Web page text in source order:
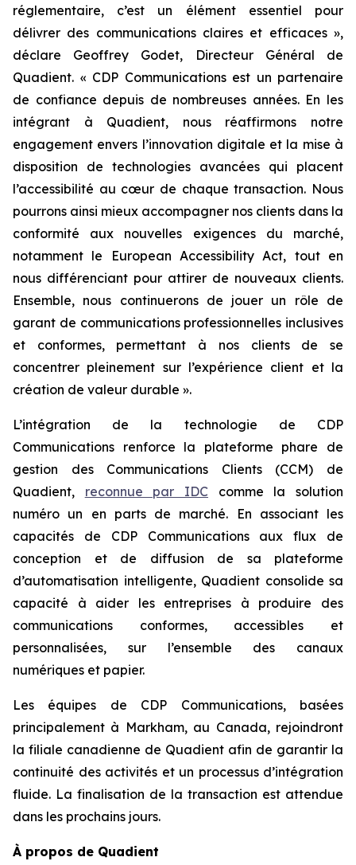
réglementaire, c’est un élément essentiel pour
délivrer des communications claires et efficaces »,
déclare Geoffrey Godet, Directeur Général de
Quadient. « CDP Communications est un partenaire
de confiance depuis de nombreuses années. En les
intégrant à Quadient, nous réaffirmons notre
engagement envers l’innovation digitale et la mise à
disposition de technologies avancées qui placent
l’accessibilité au cœur de chaque transaction. Nous
pourrons ainsi mieux accompagner nos clients dans la
conformité aux nouvelles exigences du marché,
notamment le European Accessibility Act, tout en
nous différenciant pour attirer de nouveaux clients.
Ensemble, nous continuerons de jouer un rôle de
garant de communications professionnelles inclusives
et conformes, permettant à nos clients de se
concentrer pleinement sur l’expérience client et la
création de valeur durable ».
L’intégration de la technologie de CDP
Communications renforce la plateforme phare de
gestion des Communications Clients (CCM) de
Quadient, reconnue par IDC comme la solution
numéro un en parts de marché. En associant les
capacités de CDP Communications aux flux de
conception et de diffusion de sa plateforme
d’automatisation intelligente, Quadient consolide sa
capacité à aider les entreprises à produire des
communications conformes, accessibles et
personnalisées, sur l’ensemble des canaux
numériques et papier.
Les équipes de CDP Communications, basées
principalement à Markham, au Canada, rejoindront
la filiale canadienne de Quadient afin de garantir la
continuité des activités et un processus d’intégration
fluide. La finalisation de la transaction est attendue
dans les prochains jours.
À propos de Quadient